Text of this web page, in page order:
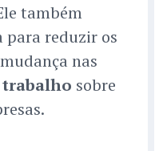
também
para reduzir os
nas
sobre